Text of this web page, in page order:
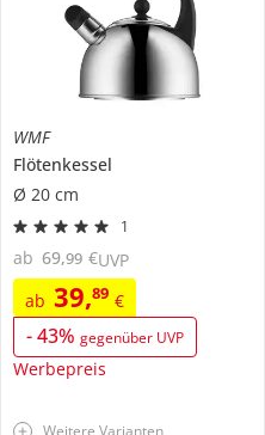
WMF
Flötenkessel
Ø 20 cm
1
ab 39,89 €
-43% gegenüber UVP
Werbepreis
ab 69,99 €UVP
Weitere Varianten